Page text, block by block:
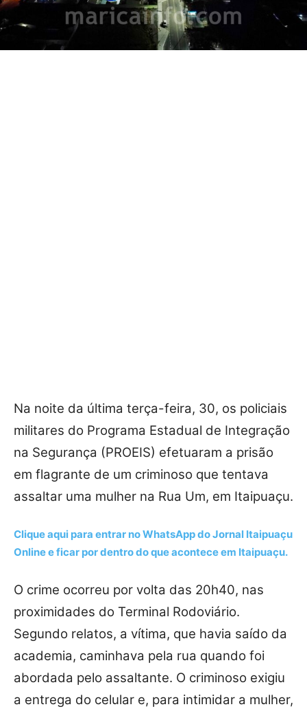
Na noite da última terça-feira, 30, os policiais
militares do Programa Estadual de Integração
na Segurança (PROEIS) efetuaram a prisão
em flagrante de um criminoso que tentava
assaltar uma mulher na Rua Um, em Itaipuaçu.
Clique aqui para entrar noWhatsAppdo Jornal Itaipuaçu
Online e ficar por dentro do que acontece em Itaipuaçu.
O crime ocorreu por volta das 20h40, nas
proximidades do Terminal Rodoviário.
Segundo relatos, a vítima, que havia saído da
academia, caminhava pela rua quando foi
abordada pelo assaltante. O criminoso exigiu
a entrega do celular e, para intimidar a mulher,